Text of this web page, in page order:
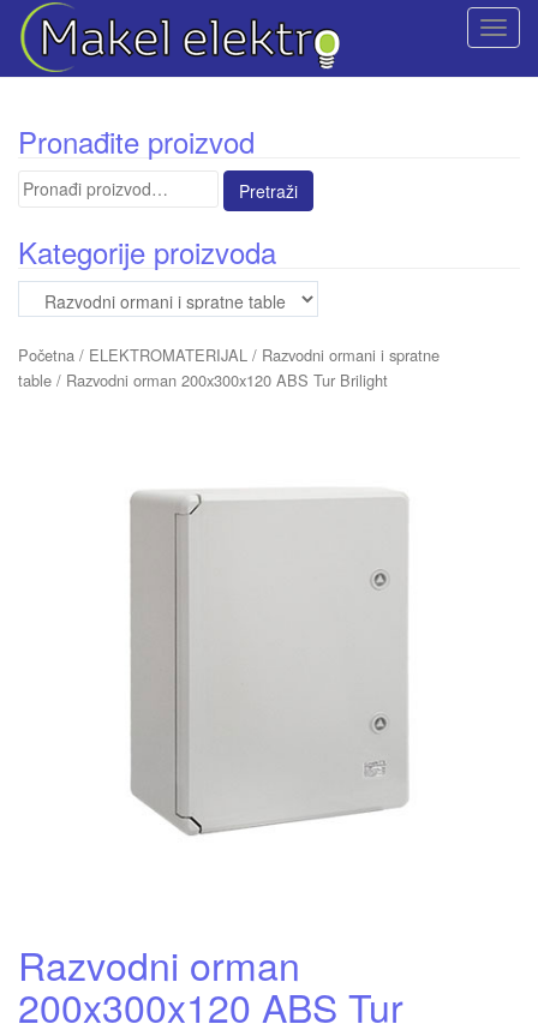
T
Pronađite proizvod
Pretraga
Kategorije proizvoda
Početna / ELEKTROMATERIJAL / Razvodni ormani i spratne
table / Razvodni orman 200x300x120 ABS Tur Brilight
Razvodni orman
200x300x120 ABS Tur